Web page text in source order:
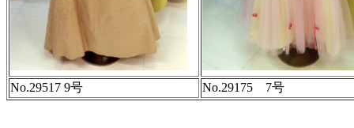
No.29517 9号 No.29175 7号